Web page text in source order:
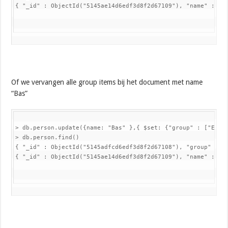
{ "_id" : ObjectId("5145ae14d6edf3d8f2d67109"), "name" :
Of we vervangen alle group items bij het document met name
“Bas”
> db.person.update({name: "Bas" },{ $set: {"group" :
> db.person.find()
{ "_id" : ObjectId("5145adfcd6edf3d8f2d67108"), "group" : [
{ "_id" : ObjectId("5145ae14d6edf3d8f2d67109"), "name" :